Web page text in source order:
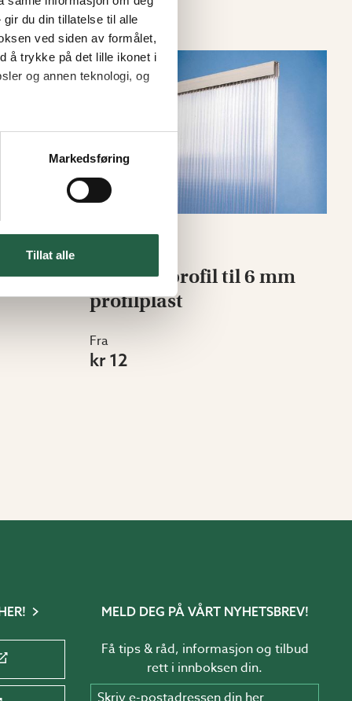
du din tillatelse til alle
ved siden av formålet,
å trykke på det lille ikonet i
og annen teknologi, og
Markedsføring
Tillat alle
6 mm
Tetningsprofil til 6 mm
profilplast
Fra
kr 12
MELD DEG PÅ VÅRT NYHETSBREV!
Få tips & råd, informasjon og tilbud
rett i innboksen din.
Skriv e-postadressen din her